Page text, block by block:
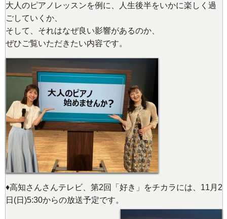
大人のピアノレッスンを例に、人生後半をいかに楽しく過
ごしていくか、
そして、それはなぜ良い影響があるのか、
ぜひご覧いただきたい内容です。
♦️高知さんさんテレビ、第2回「好き」をチカラには、11月2
日(日)5:30からの放送予定です。